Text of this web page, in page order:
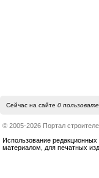
Сейчас на сайте 0
© 2005-2026 Портал
Использование редакционных
материалом, для печатных